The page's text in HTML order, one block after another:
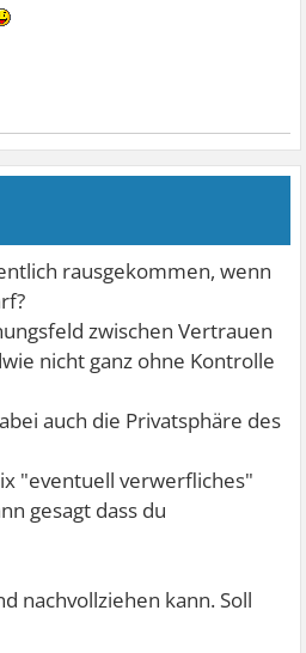
rausgekommen, wenn
zwischen Vertrauen
nicht ganz ohne Kontrolle
auch die Privatsphäre des
"eventuell verwerfliches"
gesagt dass du
nachvollziehen kann. Soll